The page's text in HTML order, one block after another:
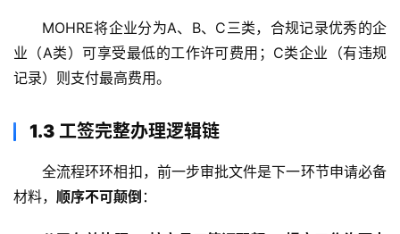
MOHRE将企业分为A、B、C三类，合规记录优秀的企
业（A类）可享受最低的工作许可费用；C类企业（有违规
记录）则支付最高费用。
1.3 工签完整办理逻辑链
全流程环环相扣，前一步审批文件是下一环节申请必备
材料， 顺序不可颠倒 ：